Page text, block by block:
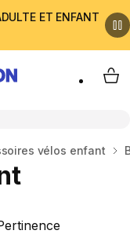
ET ENFANT
My
vélos enfant
par :(optional)